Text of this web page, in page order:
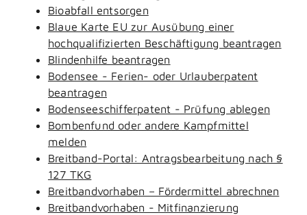
Bioabfall entsorgen
Blaue Karte EU zur Ausübung einer
hochqualifizierten Beschäftigung beantragen
Blindenhilfe beantragen
Bodensee - Ferien- oder Urlauberpatent
beantragen
Bodenseeschifferpatent - Prüfung ablegen
Bombenfund oder andere Kampfmittel
melden
Breitband-Portal: Antragsbearbeitung nach §
127 TKG
Breitbandvorhaben – Fördermittel abrechnen
Breitbandvorhaben - Mitfinanzierung